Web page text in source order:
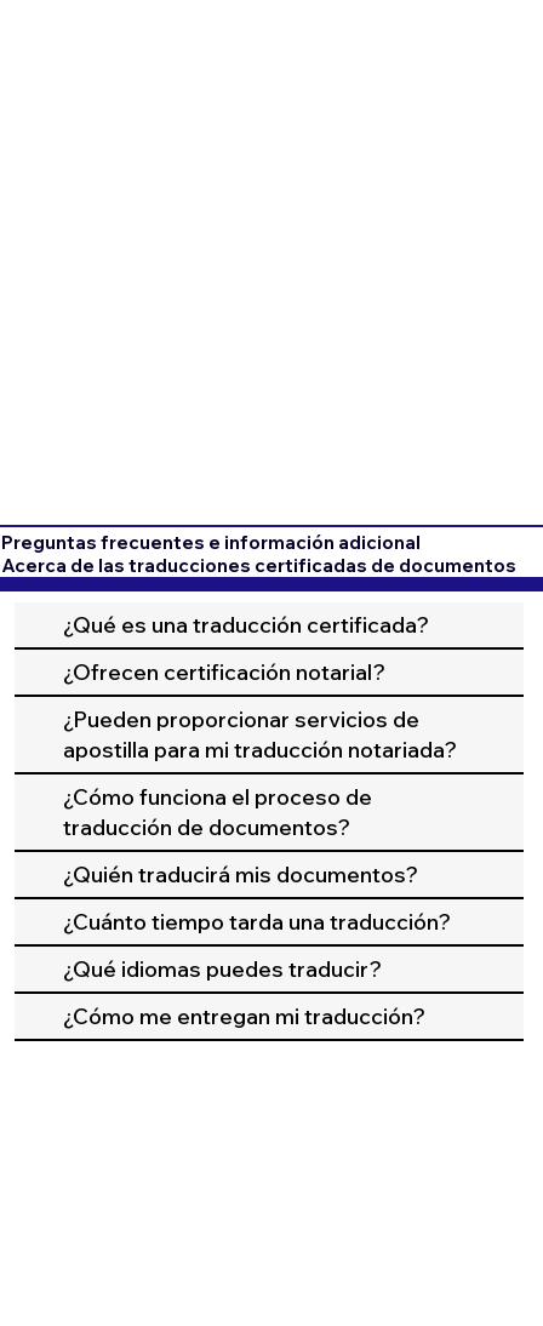
Preguntas frecuentes e información adicional
Acerca de las traducciones certificadas de documentos
¿Qué es una traducción certificada?
¿Ofrecen certificación notarial?
¿Pueden proporcionar servicios de
apostilla para mi traducción notariada?
¿Cómo funciona el proceso de
traducción de documentos?
¿Quién traducirá mis documentos?
¿Cuánto tiempo tarda una traducción?
¿Qué idiomas puedes traducir?
¿Cómo me entregan mi traducción?